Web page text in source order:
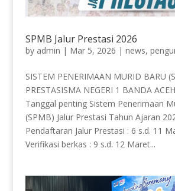
SPMB Jalur Prestasi 2026
by admin | Mar 5, 2026 | news,
SISTEM PENERIMAAN MURID BARU
PRESTASISMA NEGERI 1 BANDA
Tanggal penting Sistem Penerimaan
(SPMB) Jalur Prestasi Tahun Ajaran
Pendaftaran Jalur Prestasi : 6 s.d. 11
Verifikasi berkas : 9 s.d. 12 Maret...